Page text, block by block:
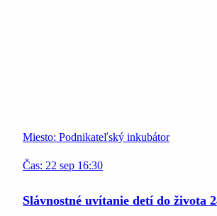
Miesto: Podnikateľský inkubátor
Čas: 22 sep 16:30
Slávnostné uvítanie detí do života